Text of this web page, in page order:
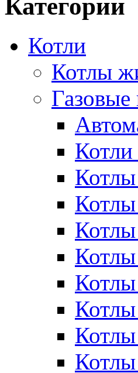
Категории
Котли
Котлы
Газовые
Котли
Котлы